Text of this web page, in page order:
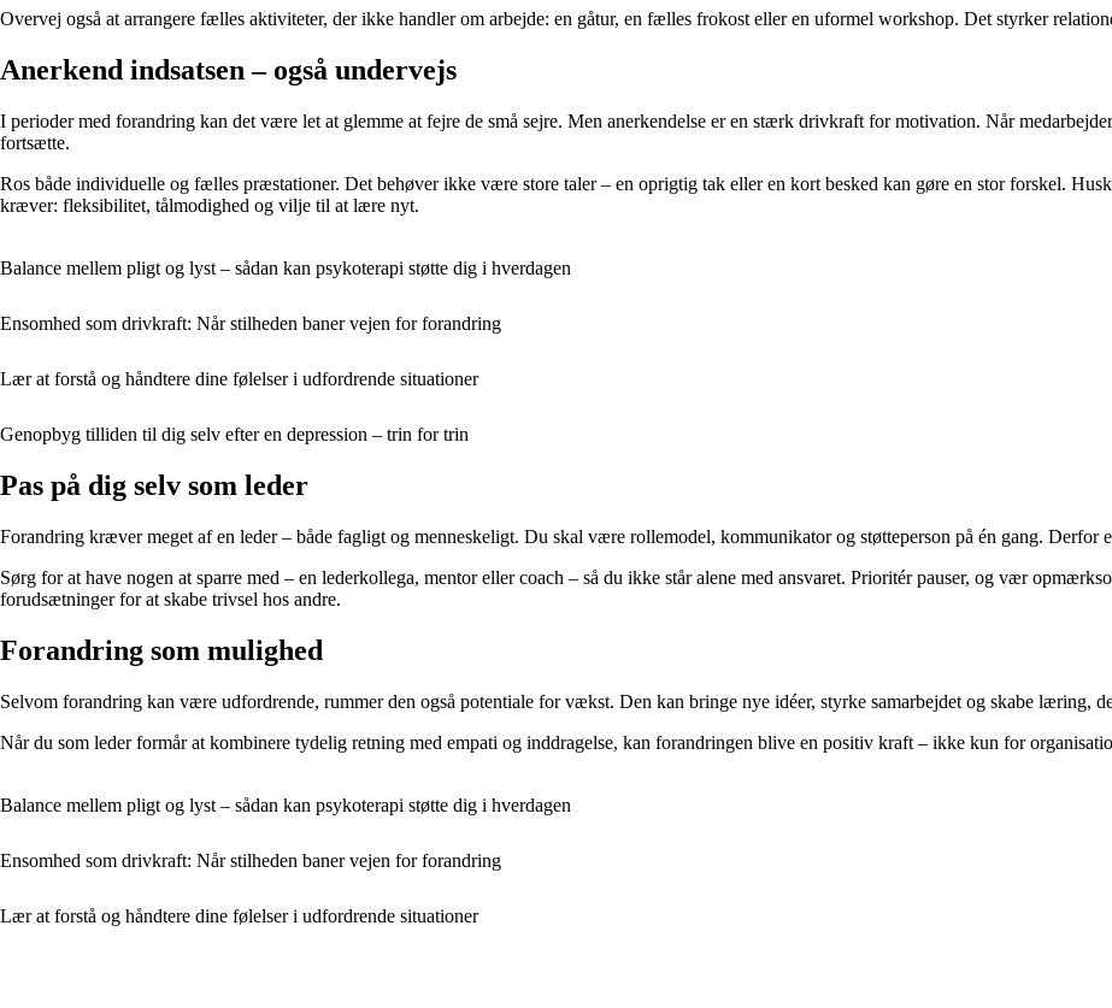
Overvej også at arrangere fælles aktiviteter, der ikke handler om arbejde: en gåtur, en fælles frokost eller en uformel workshop. Det styrker
Anerkend indsatsen – også undervejs
I perioder med forandring kan det være let at glemme at fejre de små sejre. Men anerkendelse er en stærk drivkraft for motivation. Når
fortsætte.
Ros både individuelle og fælles præstationer. Det behøver ikke være store taler – en oprigtig tak eller en kort besked kan gøre en stor forskel.
kræver: fleksibilitet, tålmodighed og vilje til at lære nyt.
Balance mellem pligt og lyst – sådan kan psykoterapi støtte dig i hverdagen
Ensomhed som drivkraft: Når stilheden baner vejen for forandring
Lær at forstå og håndtere dine følelser i udfordrende situationer
Genopbyg tilliden til dig selv efter en depression – trin for trin
Pas på dig selv som leder
Forandring kræver meget af en leder – både fagligt og menneskeligt. Du skal være rollemodel, kommunikator og støtteperson på én gang. Derfor
Sørg for at have nogen at sparre med – en lederkollega, mentor eller coach – så du ikke står alene med ansvaret. Prioritér pauser, og vær
forudsætninger for at skabe trivsel hos andre.
Forandring som mulighed
Selvom forandring kan være udfordrende, rummer den også potentiale for vækst. Den kan bringe nye idéer, styrke samarbejdet og skabe læring,
Når du som leder formår at kombinere tydelig retning med empati og inddragelse, kan forandringen blive en positiv kraft – ikke kun for
Balance mellem pligt og lyst – sådan kan psykoterapi støtte dig i hverdagen
Ensomhed som drivkraft: Når stilheden baner vejen for forandring
Lær at forstå og håndtere dine følelser i udfordrende situationer